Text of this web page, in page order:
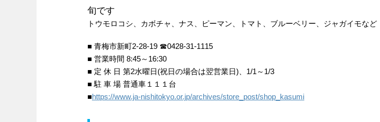
旬です
トウモロコシ、カボチャ、ナス、ピーマン、トマト、ブルーベリー、ジャガイモなど
■ 青梅市新町2-28-19 ☎0428-31-1115
■ 営業時間 8:45～16:30
■ 定 休 日 第2水曜日(祝日の場合は翌営業日)、1/1～1/3
■ 駐 車 場 普通車１１１台
■https://www.ja-nishitokyo.or.jp/archives/store_post/shop_kasumi